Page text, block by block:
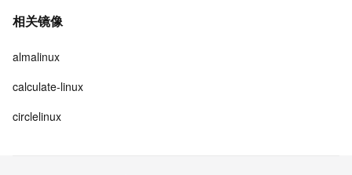
相关镜像
almalinux
calculate-linux
circlelinux